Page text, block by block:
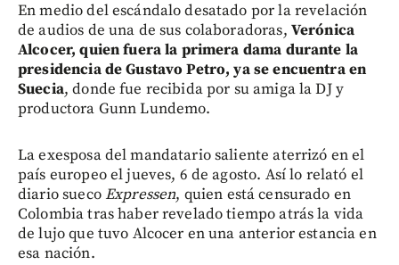
En medio del escándalo desatado por la revelación
de audios de una de sus colaboradoras, Verónica
Alcocer, quien fuera la primera dama durante la
presidencia de Gustavo Petro, ya se encuentra en
Suecia, donde fue recibida por su amiga la DJ y
productora Gunn Lundemo.
La exesposa del mandatario saliente aterrizó en el
país europeo el jueves, 6 de agosto. Así lo relató el
diario suecoExpressen, quien está censurado en
Colombia tras haber revelado tiempo atrás la vida
de lujo que tuvo Alcocer en una anterior estancia en
esa nación.